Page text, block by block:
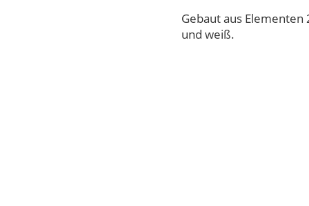
Gebaut aus Elementen
und weiß.